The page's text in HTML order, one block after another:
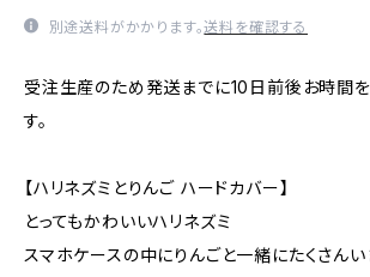
別途送料がかかります。送料を確認する
受注生産のため発送までに10日前後お時間
す。
【ハリネズミとりんご ハードカバー】
とってもかわいいハリネズミ
スマホケースの中にりんごと一緒にたくさん